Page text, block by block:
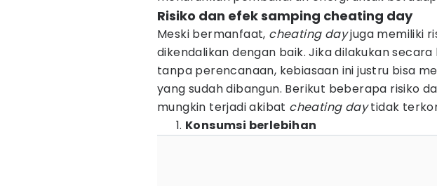
Risiko dan efek samping cheating day
Meski bermanfaat, cheating dayjuga memiliki
dikendalikan dengan baik. Jika dilakukan
tanpa perencanaan, kebiasaan ini justru bisa
yang sudah dibangun. Berikut beberapa risiko
mungkin terjadi akibat cheating daytidak
Konsumsi berlebihan